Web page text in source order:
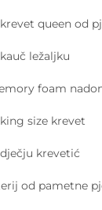
queen od
ležaljku
foam
size krevet
krevetić
od pametne